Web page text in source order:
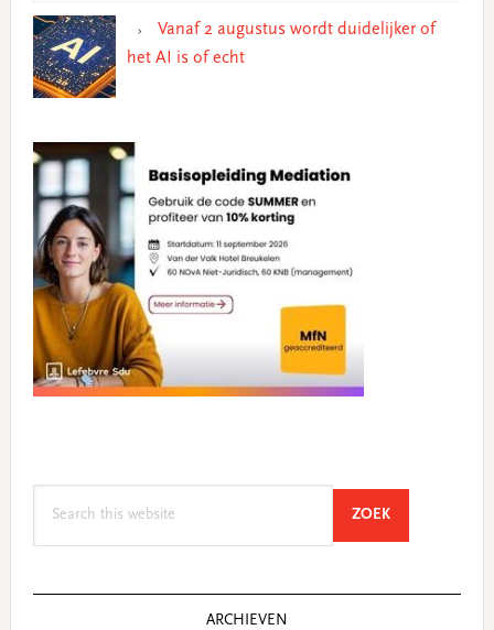
Vanaf 2 augustus wordt duidelijker of
het AI is of echt
ZOEKSEARCH
ARCHIEVEN